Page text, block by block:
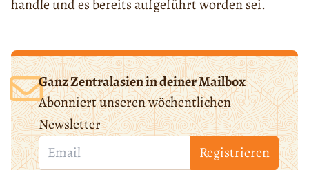
handle und es bereits aufgeführt worden sei.
Ganz Zentralasien in deiner Mailbox
Abonniert unseren wöchentlichen
Newsletter
Registrieren